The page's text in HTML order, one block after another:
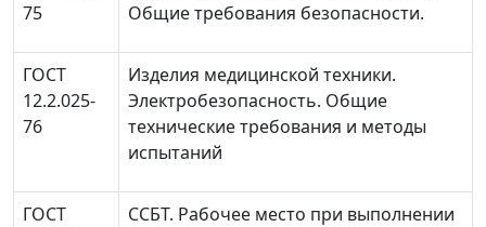
75
Общие требования безопасности.
ГОСТ
12.2.025-
76
Изделия медицинской техники.
Электробезопасность. Общие
технические требования и методы
испытаний
ГОСТ
ССБТ. Рабочее место при выполнении